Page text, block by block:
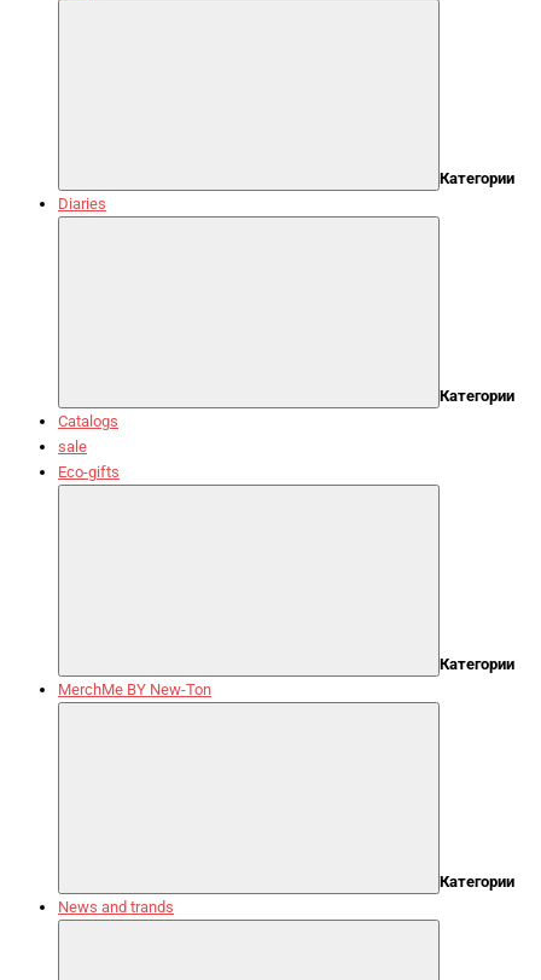
Категории
Diaries
Категории
Catalogs
sale
Eco-gifts
Категории
MerchMe BY New-Ton
Категории
News and trands